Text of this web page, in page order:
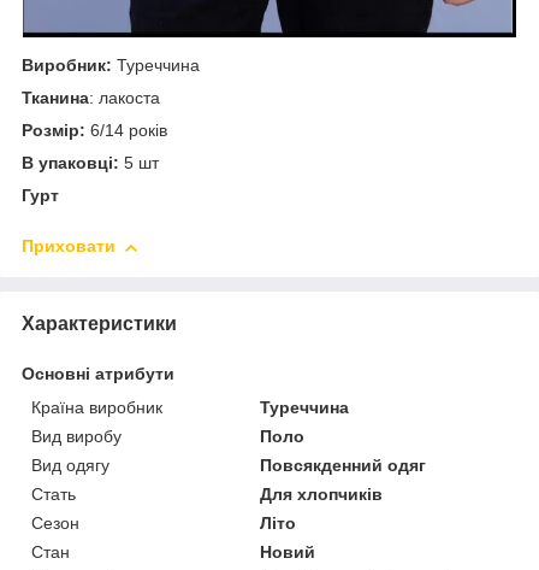
Виробник: Туреччина
Тканина: лакоста
Розмір: 6/14 років
В упаковці: 5 шт
Гурт
Приховати
Характеристики
Основні атрибути
Країна виробник
Туреччина
Вид виробу
Поло
Вид одягу
Повсякденний одяг
Стать
Для хлопчиків
Сезон
Літо
Стан
Новий